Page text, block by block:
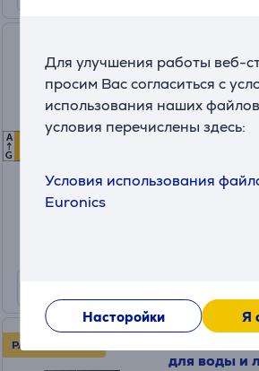
Для улучшения работы веб-
просим Вас согласиться с
использования наших
условия перечислены здесь:
Условия использования
Euronics
Насторойки Я
A
G
Hisense,
серый -
RB329N4ACE
Цена:
РАСПРОДАЖА!
Hisense, No
для воды и